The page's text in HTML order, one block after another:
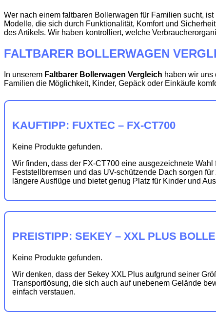
Wer nach einem faltbaren Bollerwagen für Familien sucht,
Modelle, die sich durch Funktionalität, Komfort und
des Artikels. Wir haben kontrolliert, welche
FALTBARER BOLLERWAGEN
In unserem Faltbarer Bollerwagen Vergleich haben wir
Familien die Möglichkeit, Kinder, Gepäck oder Einkäufe
KAUFTIPP: FUXTEC – FX-CT700
Keine Produkte gefunden.
Wir finden, dass der FX-CT700 eine ausgezeichnete
Feststellbremsen und das UV-schützende Dach sorgen
längere Ausflüge und bietet genug Platz für Kinder und
PREISTIPP: SEKEY – XXL PLUS
Keine Produkte gefunden.
Wir denken, dass der Sekey XXL Plus aufgrund seiner
Transportlösung, die sich auch auf unebenem Gelände
einfach verstauen.